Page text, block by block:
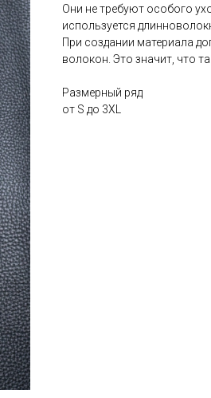
Они не требуют особого
используется
При создании материала
волокон. Это значит, что
Размерный ряд
от S до 3XL